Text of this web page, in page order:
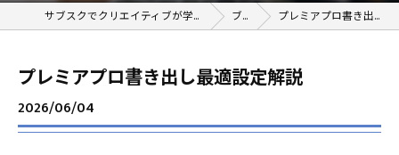
サブスクでクリエイティブが学べるオンラインスクール ブログ プレミアプロ書き出し最適設定解説
プレミアプロ書き出し最適設定解説
2026/06/04